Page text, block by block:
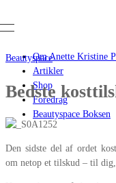
Om Anette Kristine
Artikler
Shop
Foredrag
Beautyspace Boksen
Beautyspace
Bedste
Den sidste del af ordet
om netop et tilskud – til